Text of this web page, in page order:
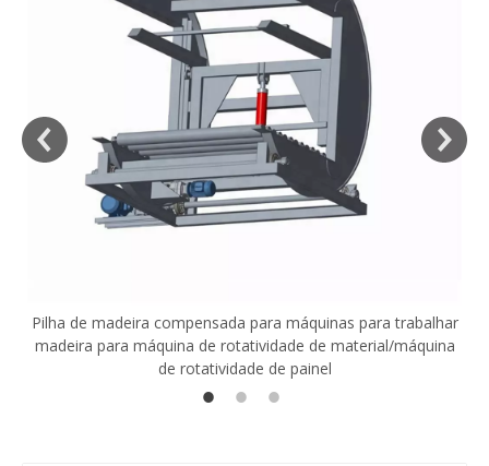
Pilha de madeira compensada para máquinas para trabalhar
madeira para máquina de rotatividade de material/máquina
de rotatividade de painel